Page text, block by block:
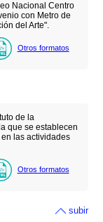
Nacional Centro
con Metro de
del Arte".
Otros formatos
de la
que se establecen
las actividades
Otros formatos
subir